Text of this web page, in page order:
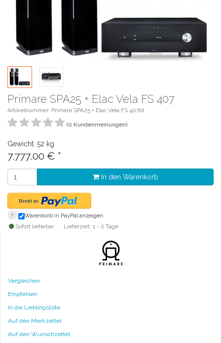
Primare SPA25 + Elac Vela FS 407
Artikelnummer: Primare SPA25 + Elac Vela FS 407bl
(0 Kundenmeinungen)
Gewicht: 52 kg
7.777.00 € *
In den Warenkorb
? Warenkorb in PayPal anzeigen
Sofort lieferbar Lieferzeit: 1 - 2 Tage
Vergleichen
Empfehlen
In die Lieblingsliste
Auf den Merkzettel
Auf den Wunschzettel